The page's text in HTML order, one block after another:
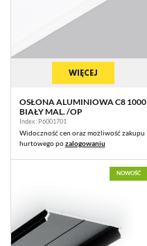
WIĘCEJ
OSŁONA ALUMINIOWA C8 1000
BIAŁY MAL. /OP
Index: P6001701
Widoczność cen oraz możliwość zakupu
hurtowego pozalogowaniu
NOWOŚĆ